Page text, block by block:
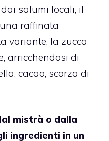
salumi locali, il
raffinata
variante, la zucca
arricchendosi di
cacao, scorza di
mistrà o dalla
ingredienti in un